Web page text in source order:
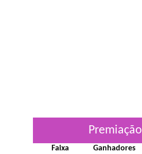
Premiação
Faixa Ganhadores